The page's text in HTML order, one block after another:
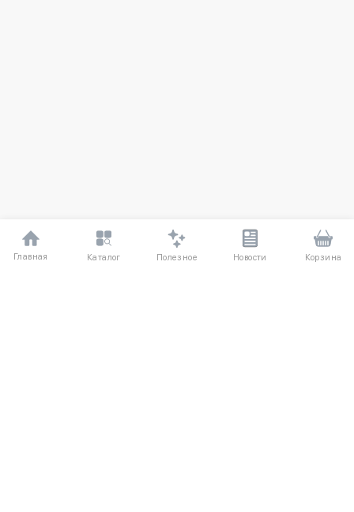
Главная Каталог Полезное Новости Корзина